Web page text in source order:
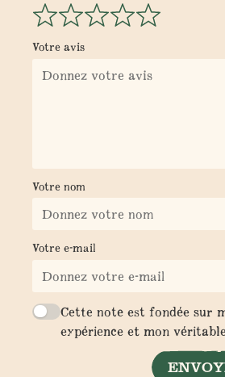
Votre avis
Votre nom
Votre e-mail
Cette note est fondée sur
expérience et mon